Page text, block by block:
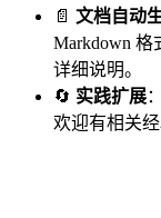
📄 文档自动
Markdown
详细说明。
🔄 实践扩展
欢迎有相关